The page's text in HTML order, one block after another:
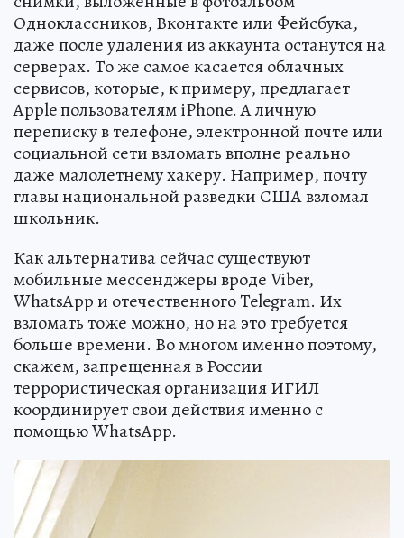
Одноклассников, Вконтакте или Фейсбука,
даже после удаления из аккаунта останутся на
серверах. То же самое касается облачных
сервисов, которые, к примеру, предлагает
Apple пользователям iPhone. А личную
переписку в телефоне, электронной почте или
социальной сети взломать вполне реально
даже малолетнему хакеру. Например, почту
главы национальной разведки США взломал
школьник.
Как альтернатива сейчас существуют
мобильные мессенджеры вроде Viber,
WhatsApp и отечественного Telegram. Их
взломать тоже можно, но на это требуется
больше времени. Во многом именно поэтому,
скажем, запрещенная в России
террористическая организация ИГИЛ
координирует свои действия именно с
помощью WhatsApp.